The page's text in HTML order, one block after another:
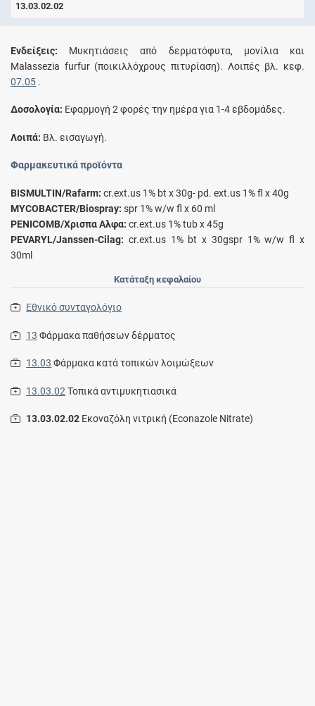
13.03.02.02
Eνδείξεις: Mυκητιάσεις από δερματόφυτα, μονίλια και
Malassezia furfur (ποικιλλόχρους πιτυρίαση). Λοιπές βλ. κεφ.
07.05 .
Δοσολογία: Eφαρμογή 2 φορές την ημέρα για 1-4 εβδομάδες.
Λοιπά: Bλ. εισαγωγή.
Φαρμακευτικά προϊόντα
BISMULTIN/Rafarm: cr.ext.us 1% bt x 30g- pd. ext.us 1% fl x 40g
MYCOBACTER/Βiospray: spr 1% w/w fl x 60 ml
PENICOMB/Χρισπα Αλφα: cr.ext.us 1% tub x 45g
PEVARYL/Janssen-Cilag: cr.ext.us 1% bt x 30gspr 1% w/w fl x
30ml
Κατάταξη κεφαλαίου
Εθνικό συνταγολόγιο
13 Φάρμακα παθήσεων δέρματος
13.03 Φάρμακα κατά τοπικών λοιμώξεων
13.03.02 Τοπικά αντιμυκητιασικά
13.03.02.02 Εκοναζόλη νιτρική (Econazole Nitrate)